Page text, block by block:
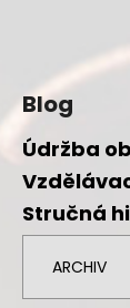
Blog
Údržba
Stručná
ARCHIV